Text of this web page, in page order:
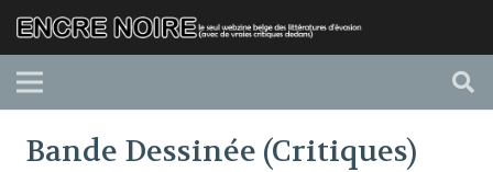
Bande Dessinée (Critiques)